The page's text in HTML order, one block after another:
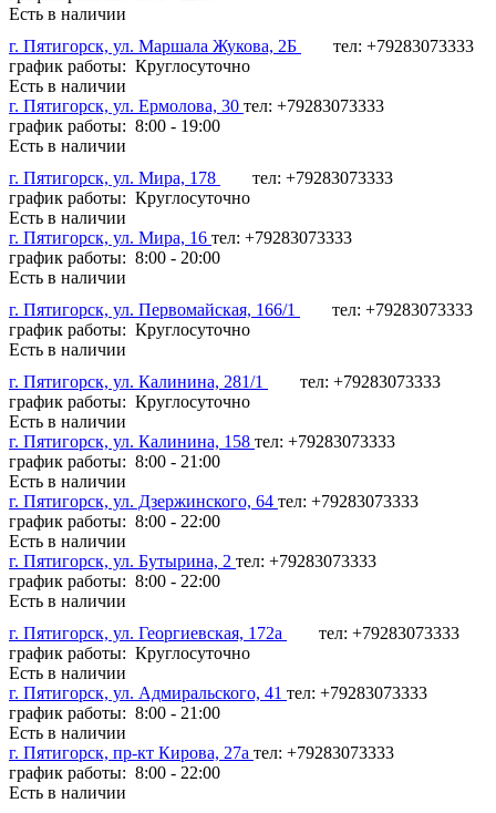
Есть в наличии
г. Пятигорск, ул. Маршала Жукова, 2Б
тел: +79283073333
график работы: Круглосуточно
Есть в наличии
г. Пятигорск, ул. Ермолова, 30 тел: +79283073333
график работы: 8:00 - 19:00
Есть в наличии
г. Пятигорск, ул. Мира, 178
тел: +79283073333
график работы: Круглосуточно
Есть в наличии
г. Пятигорск, ул. Мира, 16 тел: +79283073333
график работы: 8:00 - 20:00
Есть в наличии
г. Пятигорск, ул. Первомайская, 166/1
тел: +79283073333
график работы: Круглосуточно
Есть в наличии
г. Пятигорск, ул. Калинина, 281/1
тел: +79283073333
график работы: Круглосуточно
Есть в наличии
г. Пятигорск, ул. Калинина, 158 тел: +79283073333
график работы: 8:00 - 21:00
Есть в наличии
г. Пятигорск, ул. Дзержинского, 64 тел: +79283073333
график работы: 8:00 - 22:00
Есть в наличии
г. Пятигорск, ул. Бутырина, 2 тел: +79283073333
график работы: 8:00 - 22:00
Есть в наличии
г. Пятигорск, ул. Георгиевская, 172а
тел: +79283073333
график работы: Круглосуточно
Есть в наличии
г. Пятигорск, ул. Адмиральского, 41 тел: +79283073333
график работы: 8:00 - 21:00
Есть в наличии
г. Пятигорск, пр-кт Кирова, 27а тел: +79283073333
график работы: 8:00 - 22:00
Есть в наличии